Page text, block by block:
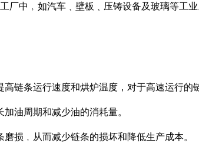
厂中﹐如汽车﹑壁板﹑压铸设备及玻璃等工业
链条运行速度和烘炉温度，对于高速运行
油周期和减少油的消耗量。
损﹐从而减少链条的损坏和降低生产成本。